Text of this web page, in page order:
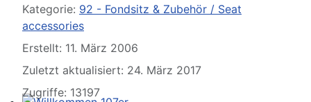
Kategorie: 92 - Fondsitz & Zubehör / Seat
accessories
Erstellt: 11. März 2006
Zuletzt aktualisiert: 24. März 2017
Zugriffe: 13197